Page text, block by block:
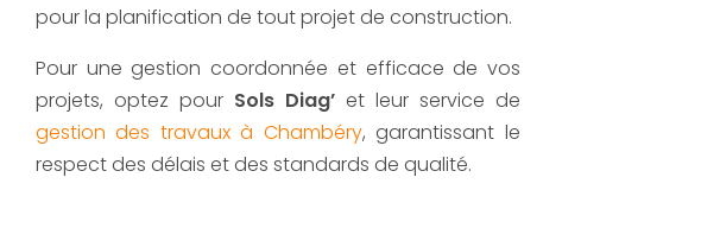
pour la planification de tout projet de construction.
Pour une gestion coordonnée et efficace de vos
projets, optez pour Sols Diag’ et leur service de
gestion des travaux à Chambéry, garantissant le
respect des délais et des standards de qualité.